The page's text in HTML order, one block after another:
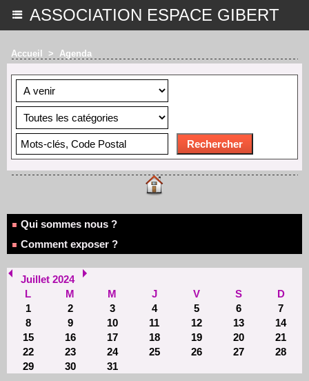
ASSOCIATION ESPACE GIBERT
Qui sommes nous ?
Comment exposer ?
Juillet 2024
L
M M J V S
D
1
2 3 4 5 6
7
8
9 10 11 12 13
14
15
16 17 18 19 20
21
22
23 24 25 26 27
28
29
30 31
Accueil > Agenda